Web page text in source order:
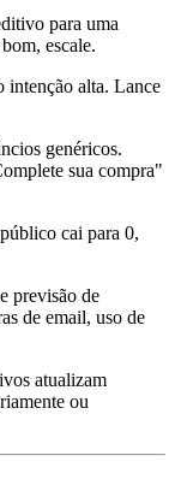
para uma
escale.
intenção alta. Lance
genéricos.
sua compra"
cai para 0,
previsão de
de email, uso de
atualizam
ou